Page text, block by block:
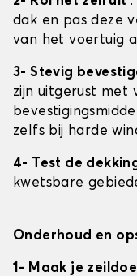
dak en pas deze
van het voertuig
3- Stevig
zijn uitgerust met
zelfs bij harde
4- Test de
kwetsbare
Onderhoud en
1- Maak je